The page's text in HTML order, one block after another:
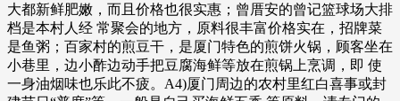
大都新鲜肥嫩，而且价格也很实惠；曾厝安的曾记篮球场大排
档是本村人经 常聚会的地方，原料很丰富价格实在，招牌菜
是鱼粥；百家村的煎豆干，是厦门特色的煎饼火锅，顾客坐在
小巷里，边小酢边动手把豆腐海鲜等放在煎锅上烹调，即 使
一身油烟味也乐此不疲。A4)厦门周边的农村里红白喜事或封